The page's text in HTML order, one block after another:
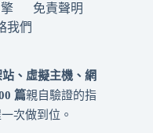
免責聲明
我們
、虛擬主機、網
篇親自驗證的指
次做到位。